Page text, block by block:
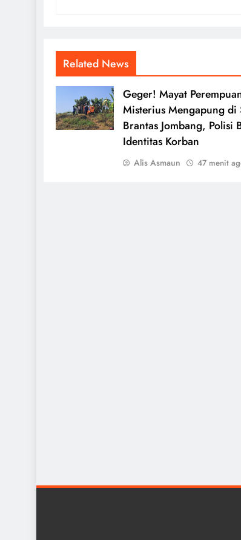
Related News
Geger! Mayat
Misterius Mengapung di
Brantas Jombang, Polisi
Identitas Korban
Alis Asmaun 47 menit